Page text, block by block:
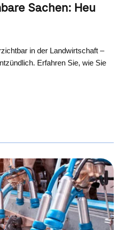
Sachen: Heu
in der Landwirtschaft –
Erfahren Sie, wie Sie